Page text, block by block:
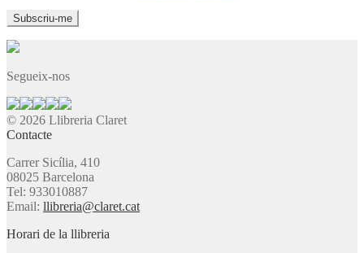
Segueix-nos
© 2026 Llibreria Claret
Contacte
Carrer Sicília, 410
08025 Barcelona
Tel: 933010887
Email: llibreria@claret.cat
Horari de la llibreria